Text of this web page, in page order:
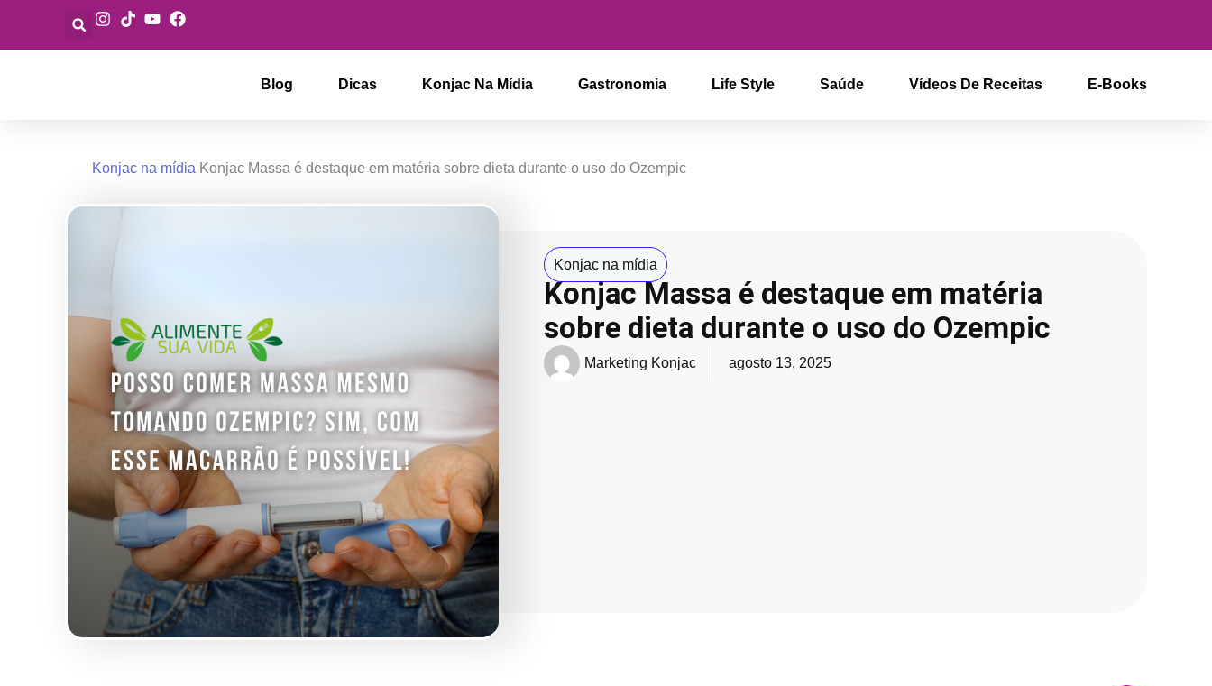
Blog Dicas Konjac Na Mídia Gastronomia Life Style Saúde Vídeos De Receitas E-Books
Konjac na mídia Konjac Massa é destaque em matéria sobre dieta durante o uso do Ozempic
Konjac na mídia
Konjac Massa é destaque em matéria
sobre dieta durante o uso do Ozempic
Marketing Konjac agosto 13, 2025